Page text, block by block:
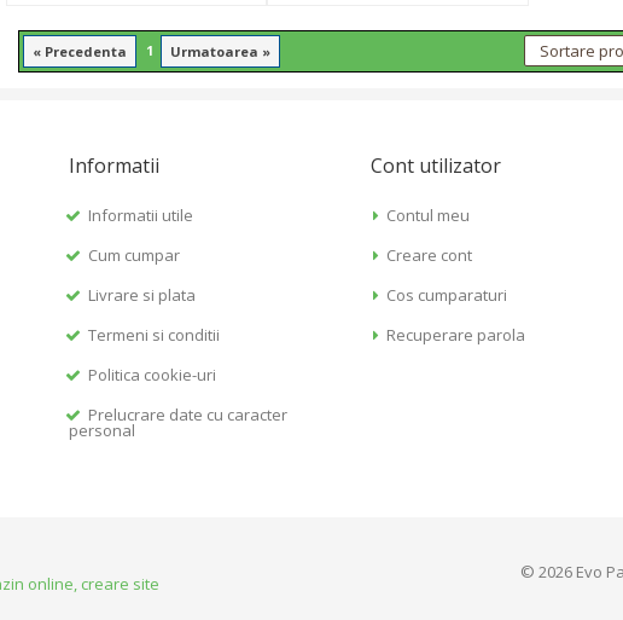
« Precedenta 1 Urmatoarea »
Informatii
Informatii utile
Cum cumpar
Livrare si plata
Termeni si conditii
Politica cookie-uri
Prelucrare date cu caracter
personal
Cont utilizator
Contul meu
Creare cont
Cos cumparaturi
Recuperare parola
© 2026 Evo